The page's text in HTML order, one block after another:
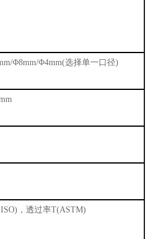
Φ8mm/Φ4mm(选择单一口径)
，透过率T(ASTM)